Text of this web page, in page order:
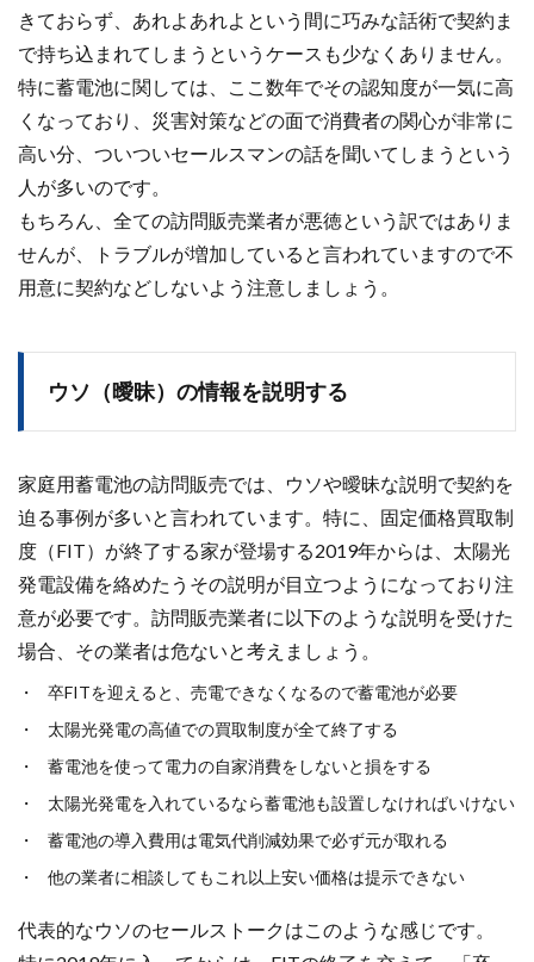
きておらず、あれよあれよという間に巧みな話術で契約ま
で持ち込まれてしまうというケースも少なくありません。
特に蓄電池に関しては、ここ数年でその認知度が一気に高
くなっており、災害対策などの面で消費者の関心が非常に
高い分、ついついセールスマンの話を聞いてしまうという
人が多いのです。
もちろん、全ての訪問販売業者が悪徳という訳ではありま
せんが、トラブルが増加していると言われていますので不
用意に契約などしないよう注意しましょう。
ウソ（曖昧）の情報を説明する
家庭用蓄電池の訪問販売では、ウソや曖昧な説明で契約を
迫る事例が多いと言われています。特に、固定価格買取制
度（FIT）が終了する家が登場する2019年からは、太陽光
発電設備を絡めたうその説明が目立つようになっており注
意が必要です。訪問販売業者に以下のような説明を受けた
場合、その業者は危ないと考えましょう。
卒FITを迎えると、売電できなくなるので蓄電池が必要
太陽光発電の高値での買取制度が全て終了する
蓄電池を使って電力の自家消費をしないと損をする
太陽光発電を入れているなら蓄電池も設置しなければいけない
蓄電池の導入費用は電気代削減効果で必ず元が取れる
他の業者に相談してもこれ以上安い価格は提示できない
代表的なウソのセールストークはこのような感じです。